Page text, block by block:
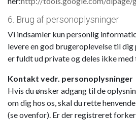
6. Brug af personoplysninger
Vi indsamler kun personlig
levere en god brugeroplevelse til
er fuldt ud private og deles ikke med
Kontakt vedr. personoplysninger
Hvis du ønsker adgang til de
om dig hos os, skal du rette
(se ovenfor). Er der registreret